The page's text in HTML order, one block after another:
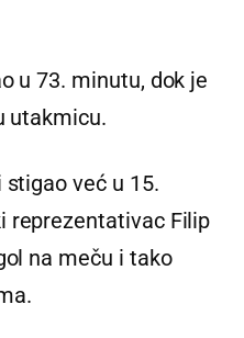
u 73. minutu, dok je
utakmicu.
već u 15.
reprezentativac Filip
na meču i tako